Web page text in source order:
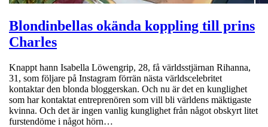
Blondinbellas okända koppling till prins
Charles
Knappt hann Isabella Löwengrip, 28, få världsstjärnan Rihanna,
31, som följare på Instagram förrän nästa världscelebritet
kontaktar den blonda bloggerskan. Och nu är det en kunglighet
som har kontaktat entreprenören som vill bli världens mäktigaste
kvinna. Och det är ingen vanlig kunglighet från något obskyrt litet
furstendöme i något hörn…